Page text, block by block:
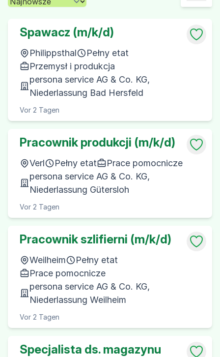
Spawacz (m/k/d)
Philippsthal
Pełny etat
Przemysł i produkcja
persona service AG & Co. KG,
Niederlassung Bad Hersfeld
Vor 2 Tagen
Pracownik produkcji (m/k/d)
Verl Pełny etat
Prace pomocnicze
persona service AG & Co. KG,
Niederlassung Gütersloh
Vor 2 Tagen
Pracownik szlifierni (m/k/d)
Weilheim
Pełny etat
Prace pomocnicze
persona service AG & Co. KG,
Niederlassung Weilheim
Vor 2 Tagen
Specjalista ds. magazynu